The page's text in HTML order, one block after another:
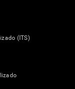
(ITS)